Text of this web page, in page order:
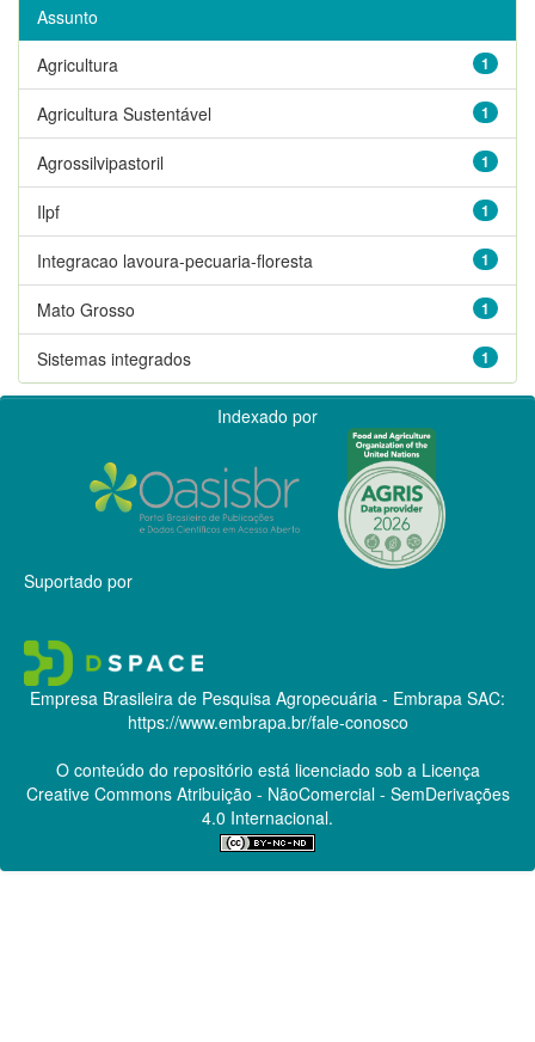
Assunto
1
Agricultura
1
Agricultura Sustentável
1
Agrossilvipastoril
1
Ilpf
1
Integracao lavoura-pecuaria-floresta
1
Mato Grosso
1
Sistemas integrados
Indexado por
Suportado por
Empresa Brasileira de Pesquisa Agropecuária - Embrapa SAC:
https://www.embrapa.br/fale-conosco
O conteúdo do repositório está licenciado sob a Licença
Creative CommonsAtribuição - NãoComercial - SemDerivações
4.0 Internacional.